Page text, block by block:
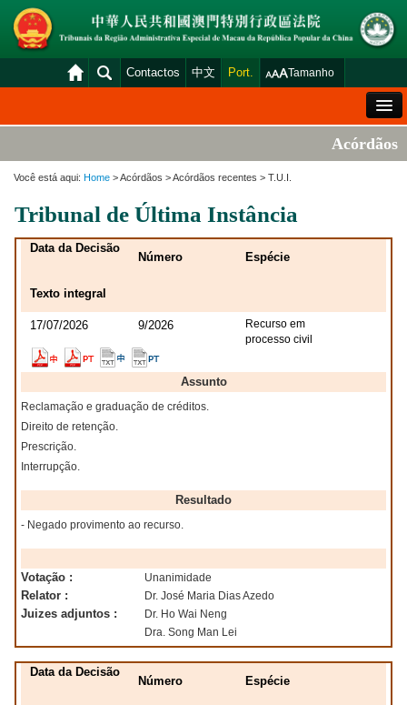
Contactos 中文 Port. Tamanho
Estatística
Consulta das declarações de rendimentos
Download
Plataforma electrónica dos tribunais
Acórdãos
Você está aqui: Home > Acórdãos > Acórdãos recentes > T.U.I.
Tribunal de Última Instância
Data da Decisão
Número Espécie
Texto integral
17/07/2026 9/2026
Recurso em
processo civil
Assunto
Reclamação e graduação de créditos.
Direito de retenção.
Prescrição.
Interrupção.
Resultado
- Negado provimento ao recurso.
Votação : Unanimidade
Relator : Dr. José Maria Dias Azedo
Juizes adjuntos :
Dr. Ho Wai Neng
Dra. Song Man Lei
Data da Decisão
Número Espécie